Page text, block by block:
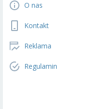
O nas
Kontakt
Reklama
Regulamin